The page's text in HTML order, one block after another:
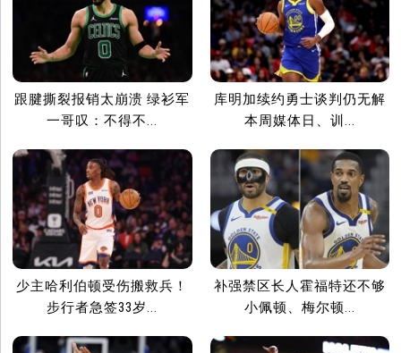
跟腱撕裂报销太崩溃 绿衫军
一哥叹：不得不...
库明加续约勇士谈判仍无解
本周媒体日、训...
少主哈利伯顿受伤搬救兵！
步行者急签33岁...
补强禁区长人霍福特还不够
小佩顿、梅尔顿...